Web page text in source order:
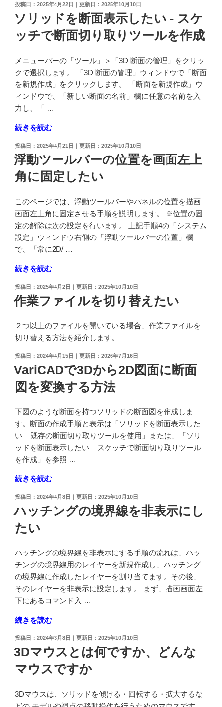
要
素
(穴
な
非
ア
ク
テ
ィ
に
し
た
の
投
稿
日:
2025年4月22日 2025年10月10日
ソリッドを断面表示したい - スケ
ッチで断面切り取りツールを作成
メニューバーの「ツール」＞「3D 断面の管理」をクリッ
クで選択します。 「3D 断面の管理」ウィンドウで「断面
を新規作成」をクリックします。 「断面を新規作成」ウ
ィンドウで、「新しい断面の名前」欄に任意の名前を入
力し、「 …
"ソ
ッ
ド
を
面
表
示
し
た
-
ス
ケ
ッ
で
断
面
切
取
ツ
ー
ル
を
作
の
続きを読む
投
稿
日:
2025年4月21日 2025年10月10日
浮動ツールバーの位置を画面左上
角に固定したい
このページでは、浮動ツールバーやパネルの位置を描画
画面左上角に固定させる手順を説明します。 ※位置の固
定の解除は次の設定を行います。 上記手順4の「システム
設定」ウィンドウ右側の「浮動ツールバーの位置」欄
で、「常に2D/ …
"浮
ツ
ー
バ
ー
の
置
を
面
左
上
角
に
定
し
た
の
続きを読む
投
稿
2025年4月2日 2025年10月10日
作業ファイルを切り替えたい
２つ以上のファイルを開いている場合、作業ファイルを
切り替える方法を紹介します。
投
日:
2024年4月15日 2026年7月16日
VariCADで3Dから2D図面に断面
図を変換する方法
下図のような断面を持つソリッドの断面図を作成しま
す。断面の作成手順と表示は「ソリッドを断面表示した
い – 既存の断面切り取りツールを使用」または、「ソリ
ッドを断面表示したい – スケッチで断面切り取りツール
を作成」を参照 …
"VariCAD
3D
か
ら
図
面
に
断
面
を
変
す
る
法"
の
続きを読む
投
日:
2024年4月8日 2025年10月10日
ハッチングの境界線を非表示にし
たい
ハッチングの境界線を非表示にする手順の流れは、ハッ
チングの境界線用のレイヤーを新規作成し、ハッチング
の境界線に作成したレイヤーを割り当てます。その後、
そのレイヤーを非表示に設定します。 まず、描画画面左
下にあるコマンド入 …
"ハ
チ
ン
グ
境
界
続きを読む
投
日:
2024年3月8日 2025年10月10日
3Dマウスとは何ですか、どんな
マウスですか
3Dマウスは、ソリッドを傾ける・回転する・拡大するな